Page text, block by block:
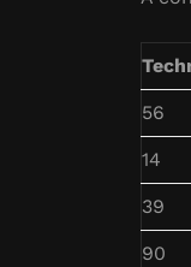
56
14
39
90